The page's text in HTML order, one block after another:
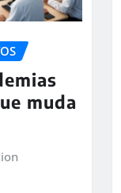
muda